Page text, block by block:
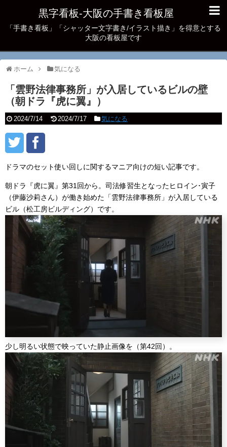
黒字看板‐大阪の手書き看板屋
「手書き看板」「シャッター文字書き/イラスト描き」を得意とする
大阪の看板屋です
ホーム 気になる
「雲野法律事務所」が入居しているビルの壁
（朝ドラ『虎に翼』）
2024/7/14 2024/7/17 気になる
ドラマのセット使い回しに関するマニア向けの短い記事です。
朝ドラ『虎に翼』第31回から。司法修習生となったヒロイン･寅子
（伊藤沙莉さん）が働き始めた「雲野法律事務所」が入居している
ビル（松工房ビルディング）です。
少し明るい状態で映っていた静止画像を（第42回）。